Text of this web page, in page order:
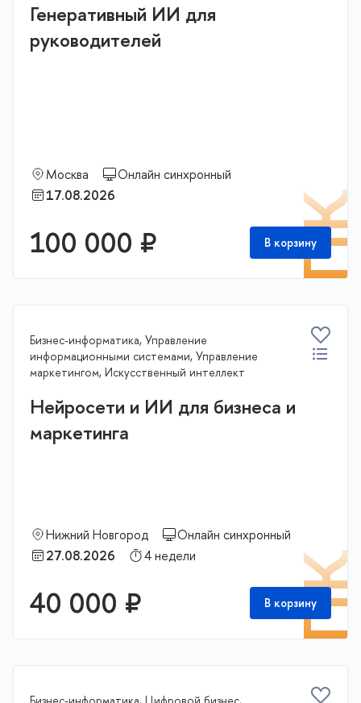
Генеративный ИИ для
руководителей
Москва
Онлайн синхронный
17.08.2026
100 000 ₽ В корзину
Бизнес-информатика, Управление
информационными системами, Управление
маркетингом, Искусственный интеллект
Нейросети и ИИ для бизнеса и
маркетинга
Нижний Новгород
Онлайн синхронный
27.08.2026
4 недели
40 000 ₽ В корзину